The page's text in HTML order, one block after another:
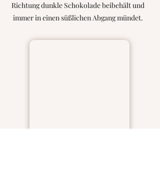
Richtung dunkle Schokolade beibehält und
immer in einen süßlichen Abgang mündet.